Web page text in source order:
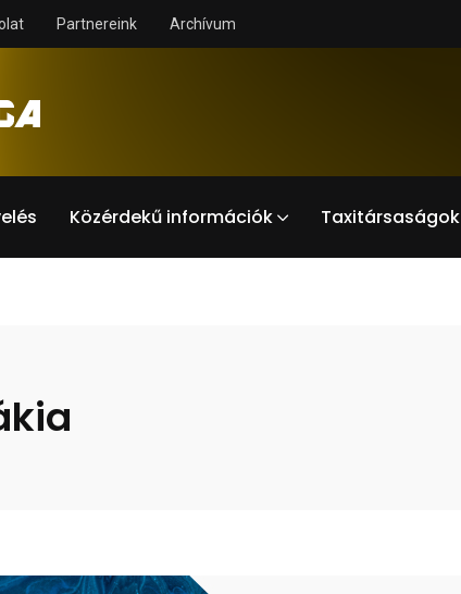
Partnereink Archívum
Közérdekű információk Taxitársaságok